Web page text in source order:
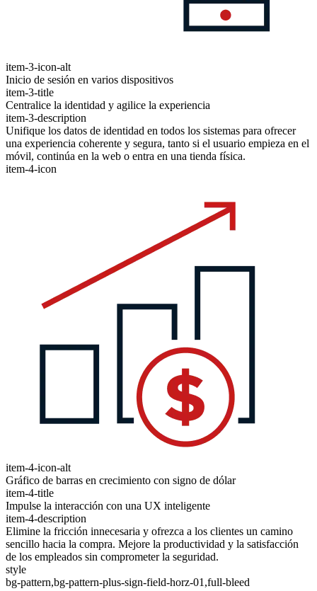
item-3-icon-alt
Inicio de sesión en varios dispositivos
item-3-title
Centralice la identidad y agilice la experiencia
item-3-description
Unifique los datos de identidad en todos los sistemas para ofrecer
una experiencia coherente y segura, tanto si el usuario empieza en el
móvil, continúa en la web o entra en una tienda física.
item-4-icon
item-4-icon-alt
Gráfico de barras en crecimiento con signo de dólar
item-4-title
Impulse la interacción con una UX inteligente
item-4-description
Elimine la fricción innecesaria y ofrezca a los clientes un camino
sencillo hacia la compra. Mejore la productividad y la satisfacción
de los empleados sin comprometer la seguridad.
style
bg-pattern,bg-pattern-plus-sign-field-horz-01,full-bleed